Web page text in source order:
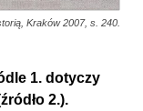
Kraków 2007, s. 240.
1. dotyczy
2.).